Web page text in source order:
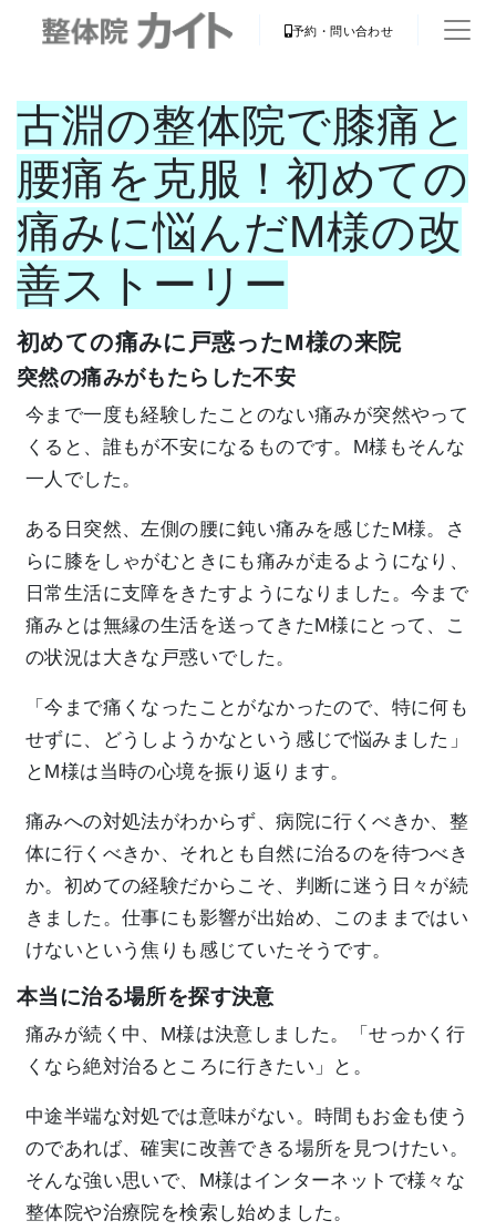
予約・問い合わせ
古淵の整体院で膝痛と
腰痛を克服！初めての
痛みに悩んだM様の改
善ストーリー
初めての痛みに戸惑ったM様の来院
突然の痛みがもたらした不安
今まで一度も経験したことのない痛みが突然やって
くると、誰もが不安になるものです。M様もそんな
一人でした。
ある日突然、左側の腰に鈍い痛みを感じたM様。さ
らに膝をしゃがむときにも痛みが走るようになり、
日常生活に支障をきたすようになりました。今まで
痛みとは無縁の生活を送ってきたM様にとって、こ
の状況は大きな戸惑いでした。
「今まで痛くなったことがなかったので、特に何も
せずに、どうしようかなという感じで悩みました」
とM様は当時の心境を振り返ります。
痛みへの対処法がわからず、病院に行くべきか、整
体に行くべきか、それとも自然に治るのを待つべき
か。初めての経験だからこそ、判断に迷う日々が続
きました。仕事にも影響が出始め、このままではい
けないという焦りも感じていたそうです。
本当に治る場所を探す決意
痛みが続く中、M様は決意しました。「せっかく行
くなら絶対治るところに行きたい」と。
中途半端な対処では意味がない。時間もお金も使う
のであれば、確実に改善できる場所を見つけたい。
そんな強い思いで、M様はインターネットで様々な
整体院や治療院を検索し始めました。